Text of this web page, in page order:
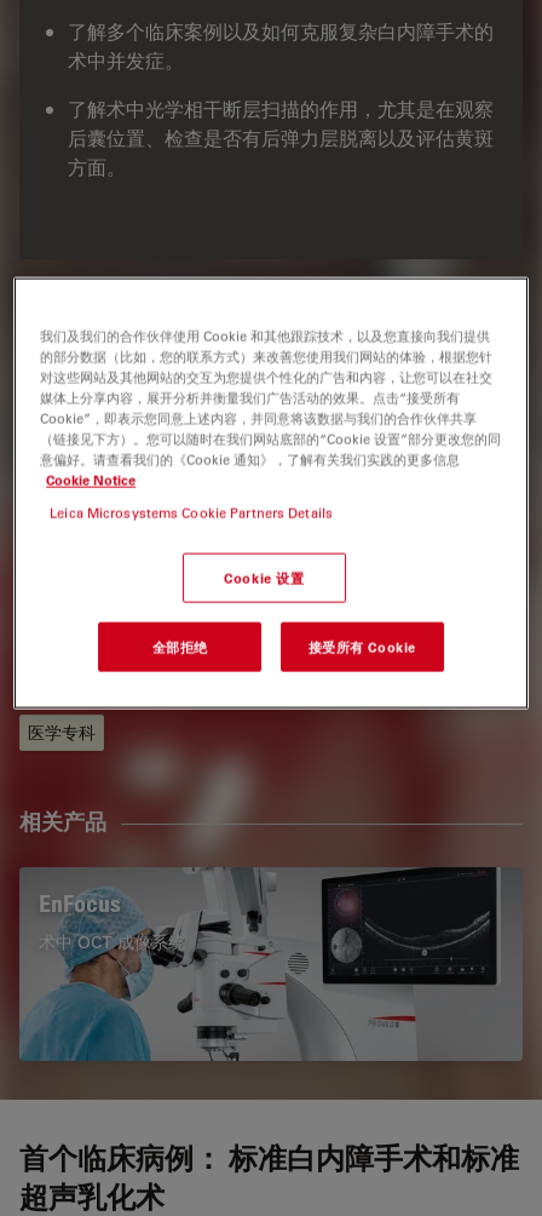
了解多个临床案例以及如何克服复杂白内障手术的
术中并发症。
了解术中光学相干断层扫描的作用，尤其是在观察
后囊位置、检查是否有后弹力层脱离以及评估黄斑
方面。
作者
Ozana Moraru , Dr.
Oculus Eye Clinic in Bucharest, Romania
医学专科
相关产品
EnFocus
术中 OCT 成像系统
首个临床病例： 标准白内障手术和标准
超声乳化术
我们及我们的合作伙伴使用 Cookie 和其他跟踪技术，以及您直接向我们提供
的部分数据（比如，您的联系方式）来改善您使用我们网站的体验，根据您针
对这些网站及其他网站的交互为您提供个性化的广告和内容，让您可以在社交
媒体上分享内容，展开分析并衡量我们广告活动的效果。点击“接受所有
Cookie”，即表示您同意上述内容，并同意将该数据与我们的合作伙伴共享
（链接见下方）。您可以随时在我们网站底部的“Cookie 设置”部分更改您的同
意偏好。请查看我们的《Cookie 通知》，了解有关我们实践的更多信息
Cookie Notice
Leica Microsystems Cookie Partners Details
Cookie 设置
全部拒绝 接受所有 Cookie